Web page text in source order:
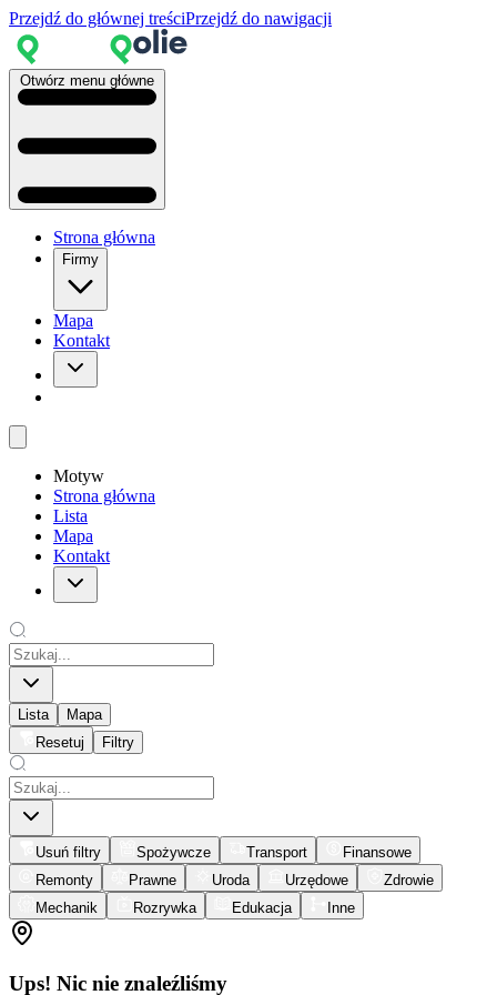
Przejdź do głównej treściPrzejdź do nawigacji
Otwórz menu główne
Strona główna
Firmy
Mapa
Kontakt
Motyw
Strona główna
Lista
Mapa
Kontakt
Lista
Mapa
Resetuj
Filtry
Usuń filtry Spożywcze Transport
Finansowe
Remonty
Prawne Uroda Urzędowe
Zdrowie
Mechanik
Rozrywka Edukacja Inne
Ups! Nic nie znaleźliśmy